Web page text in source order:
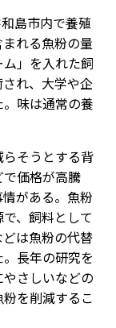
島市内で養殖
れる魚粉の量
」を入れた飼
れ、大学や企
味は通常の養
そうとする背
価格が高騰
がある。魚粉
、飼料として
は魚粉の代替
長年の研究を
さしいなどの
を削減するこ